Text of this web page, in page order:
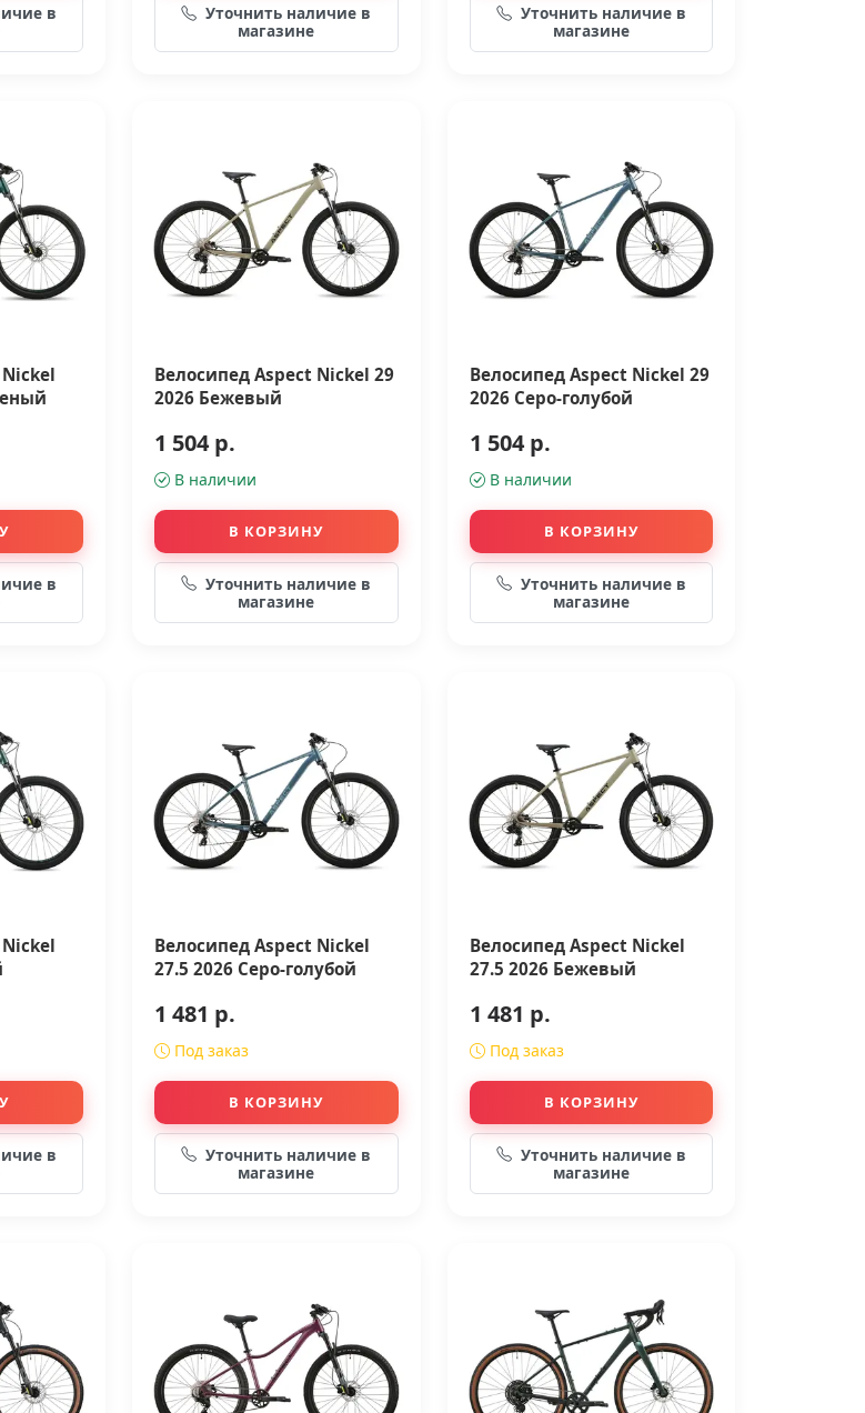
в
Уточнить наличие в
магазине
Уточнить наличие в
магазине
в
Велосипед Aspect Nickel 29
2026 Бежевый
1 504 р.
В наличии
В КОРЗИНУ
Уточнить наличие в
магазине
Велосипед Aspect Nickel 29
2026 Серо-голубой
1 504 р.
В наличии
В КОРЗИНУ
Уточнить наличие в
магазине
в
Велосипед Aspect Nickel
27.5 2026 Серо-голубой
1 481 р.
Под заказ
В КОРЗИНУ
Уточнить наличие в
магазине
Велосипед Aspect Nickel
27.5 2026 Бежевый
1 481 р.
Под заказ
В КОРЗИНУ
Уточнить наличие в
магазине